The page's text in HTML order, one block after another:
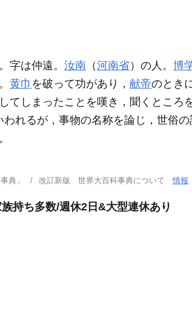
字は仲遠。 汝南 （河南省）の人。 博
黄巾 を破って功があり， 献帝のとき
てしまったことを嘆き，聞くところ
われるが，事物の名称を論じ，世俗
典」 改訂新版 世界大百科事典について情報
持ち多数/週休2日&大型連休あり